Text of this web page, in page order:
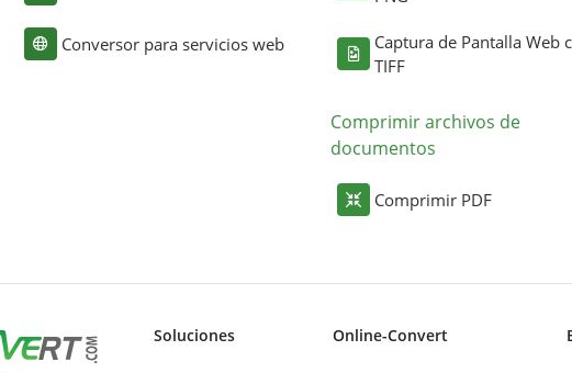
Conversor para servicios web
Captura de Pantalla Web
TIFF
Comprimir archivos de
documentos
Comprimir PDF
Soluciones Online-Convert